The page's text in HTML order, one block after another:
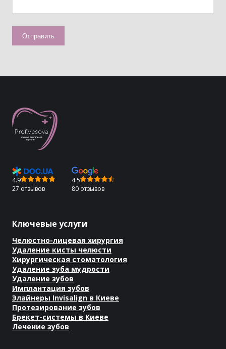
4.9
27 отзывов
4.5
80 отзывов
Ключевые услуги
Челюстно-лицевая хирургия
Удаление кисты челюсти
Хирургическая стоматология
Удаление зуба мудрости
Удаление зубов
Имплантация зубов
Элайнеры Invisalign в Киеве
Протезирование зубов
Брекет-системы в Киеве
Лечение зубов